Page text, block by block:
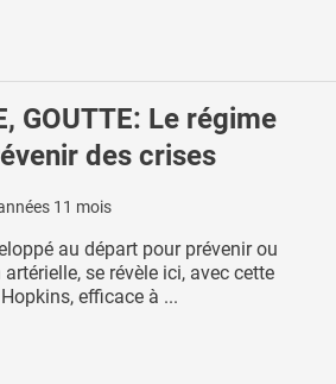
GOUTTE: Le régime
des crises
11 mois
au départ pour prévenir ou
se révèle ici, avec cette
efficace à ...